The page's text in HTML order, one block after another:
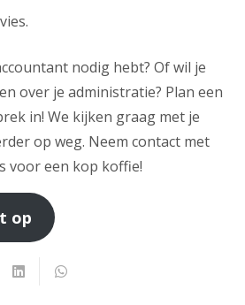
nodig hebt? Of wil je
over je administratie? Plan een
in! We kijken graag met je
op weg. Neem contact met
voor een kop koffie!
op